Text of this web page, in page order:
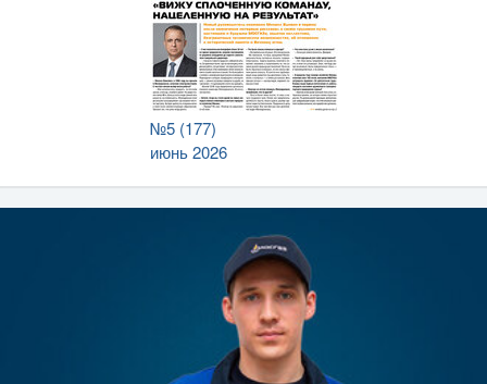
№5 (177)
июнь 2026